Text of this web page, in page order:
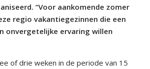
“Voor aankomende zomer
regio vakantiegezinnen die een
onvergetelijke ervaring willen
of drie weken in de periode van 15